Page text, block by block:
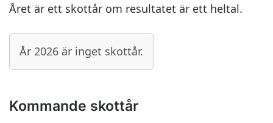
Året är ett skottår om resultatet är ett heltal.
År 2026 är inget skottår.
Kommande skottår